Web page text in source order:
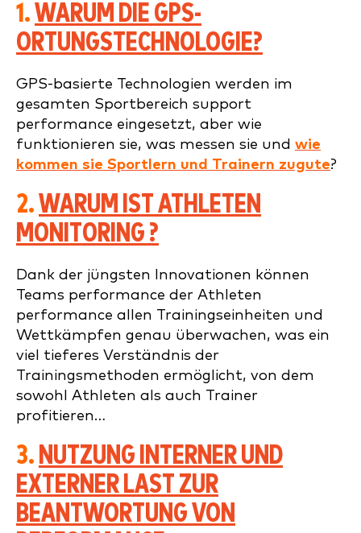
1.WARUM DIE GPS-
ORTUNGSTECHNOLOGIE?
GPS-basierte Technologien werden im
gesamten Sportbereich support
performance eingesetzt, aber wie
funktionieren sie, was messen sie und wie
kommen sie Sportlern und Trainern zugute?
2.WARUM IST ATHLETEN
MONITORING ?
Dank der jüngsten Innovationen können
Teams performance der Athleten
performance allen Trainingseinheiten und
Wettkämpfen genau überwachen, was ein
viel tieferes Verständnis der
Trainingsmethoden ermöglicht, von dem
sowohl Athleten als auch Trainer
profitieren…
3. NUTZUNG INTERNER UND
EXTERNER LAST ZUR
BEANTWORTUNG VON